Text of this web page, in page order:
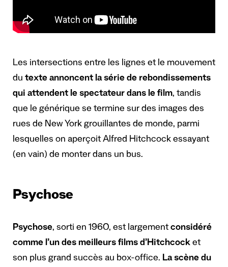
Les intersections entre les lignes et le mouvement
du texte annoncent la série de rebondissements
qui attendent le spectateur dans le film, tandis
que le générique se termine sur des images des
rues de New York grouillantes de monde, parmi
lesquelles on aperçoit Alfred Hitchcock essayant
(en vain) de monter dans un bus.
Psychose
Psychose, sorti en 1960, est largementconsidéré
comme l’un des meilleurs films d’Hitchcock et
son plus grand succès au box-office. La scène du